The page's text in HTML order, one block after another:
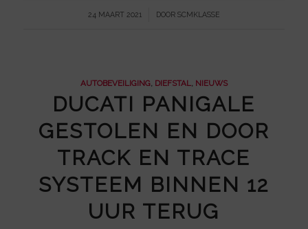
24 MAART 2021
/ DOOR SCMKLASSE
AUTOBEVEILIGING, DIEFSTAL, NIEUWS
DUCATI PANIGALE
GESTOLEN EN DOOR
TRACK EN TRACE
SYSTEEM BINNEN 12
UUR TERUG